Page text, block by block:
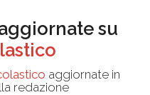
su
aggiornate in
redazione